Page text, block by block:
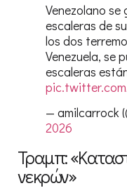
Venezolano
escaleras de
los dos
Venezuela, se
escaleras
— amilcarrock
2026
Τραμπ:
νεκρών»